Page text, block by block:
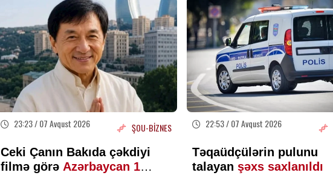
23:23 / 07 Avqust 2026 ŞOU-BİZNES
Ceki Çanın Bakıda çəkdiyi
filmə görə Azərbaycan 1
22:53 / 07 Avqust 2026
Təqaüdçülərin pulunu
talayan şəxs saxlanıldı